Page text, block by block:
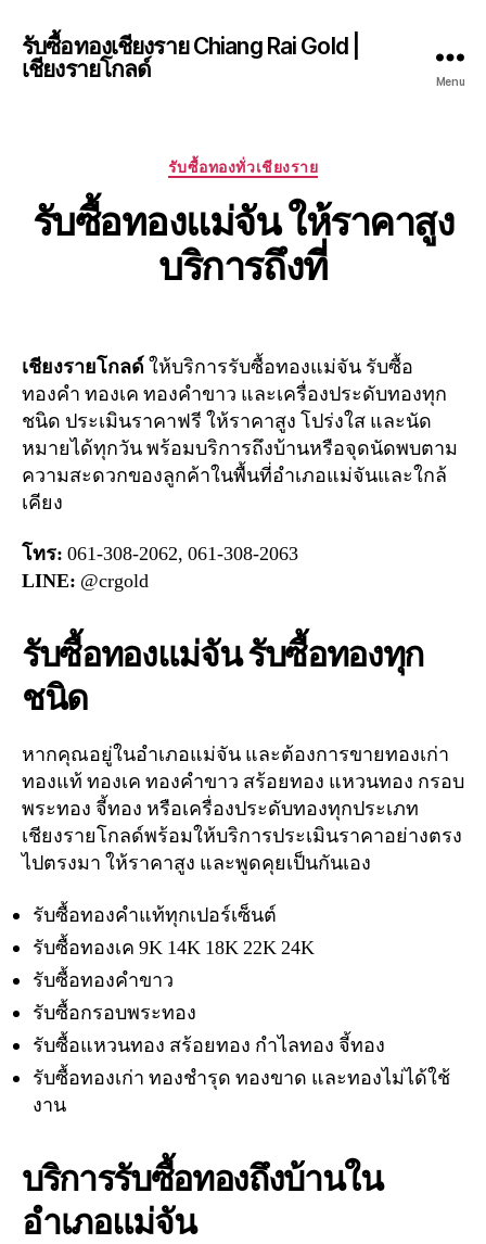
รับซื้อทองเชียงราย Chiang Rai Gold |
เชียงรายโกลด์
Menu
Categories
รับซื้อทองทั่วเชียงราย
รับซื้อทองแม่จัน ให้ราคาสูง
บริการถึงที่
เชียงรายโกลด์ ให้บริการรับซื้อทองแม่จัน รับซื้อ
ทองคำ ทองเค ทองคำขาว และเครื่องประดับทองทุก
ชนิด ประเมินราคาฟรี ให้ราคาสูง โปร่งใส และนัด
หมายได้ทุกวัน พร้อมบริการถึงบ้านหรือจุดนัดพบตาม
ความสะดวกของลูกค้าในพื้นที่อำเภอแม่จันและใกล้
เคียง
โทร: 061-308-2062, 061-308-2063
LINE: @crgold
รับซื้อทองแม่จัน รับซื้อทองทุก
ชนิด
หากคุณอยู่ในอำเภอแม่จัน และต้องการขายทองเก่า
ทองแท้ ทองเค ทองคำขาว สร้อยทอง แหวนทอง กรอบ
พระทอง จี้ทอง หรือเครื่องประดับทองทุกประเภท
เชียงรายโกลด์พร้อมให้บริการประเมินราคาอย่างตรง
ไปตรงมา ให้ราคาสูง และพูดคุยเป็นกันเอง
รับซื้อทองคำแท้ทุกเปอร์เซ็นต์
รับซื้อทองเค 9K 14K 18K 22K 24K
รับซื้อทองคำขาว
รับซื้อกรอบพระทอง
รับซื้อแหวนทอง สร้อยทอง กำไลทอง จี้ทอง
รับซื้อทองเก่า ทองชำรุด ทองขาด และทองไม่ได้ใช้
งาน
บริการรับซื้อทองถึงบ้านใน
อำเภอแม่จัน